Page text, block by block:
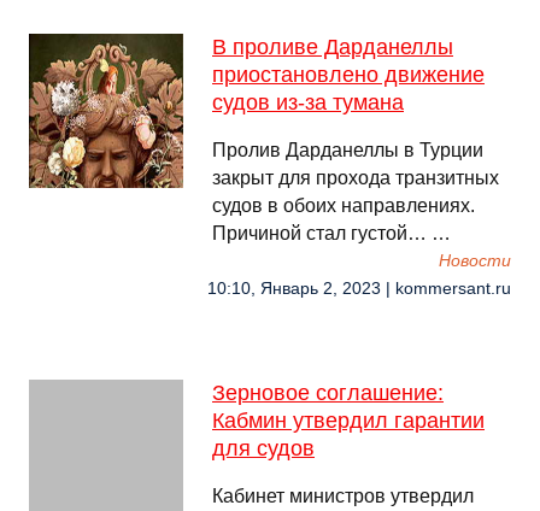
В проливе Дарданеллы
приостановлено движение
судов из-за тумана
Пролив Дарданеллы в Турции
закрыт для прохода транзитных
судов в обоих направлениях.
Причиной стал густой… …
Новости
10:10, Январь 2, 2023 | kommersant.ru
Зерновое соглашение:
Кабмин утвердил гарантии
для судов
Кабинет министров утвердил